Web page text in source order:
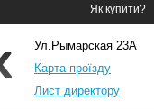
Як купити?
Ул.Рымарская 23А
Карта проїзду
Лист директору